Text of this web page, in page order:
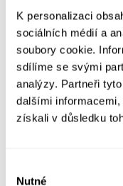
K personalizaci
sociálních médií a
soubory cookie.
sdílíme se svými
analýzy. Partneři
dalšími
získali v důsledku
Nutné